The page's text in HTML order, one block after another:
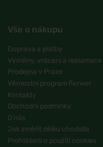
Vše o nákupu
Doprava a platby
Výměny, vrácení a reklamace
Prodejna v Praze
Věrnostní program Ferwer
Kontakty
Obchodní podmínky
O nás
Jak změřit délku chodidla
Prohlášení o použití cookies